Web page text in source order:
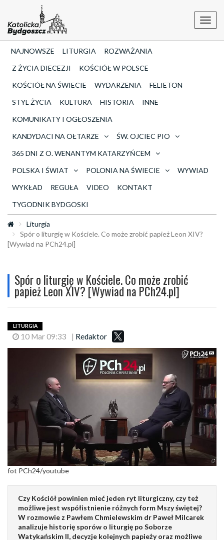
NAJNOWSZE LITURGIA
ROZWAŻANIA
Z ŻYCIA DIECEZJI
KOŚCIÓŁ W POLSCE
KOŚCIÓŁ NA ŚWIECIE
WYDARZENIA
FELIETON
STYL ŻYCIA
KULTURA HISTORIA
INNE
KOMUNIKATY I OGŁOSZENIA
KANDYDACI NA OŁTARZE
ŚW. OJCIEC PIO
365 DNI Z O. WENANTYM KATARZYŃCEM
POLSKA I ŚWIAT
POLONIA NA ŚWIECIE
WYWIAD
WYKŁAD
REGUŁA VIDEO
KONTAKT
TYGODNIK BYDGOSKI
Liturgia
Spór o liturgię w Kościele. Co może zrobić papież Leon XIV?
[Wywiad na PCh24.pl]
Spór o liturgię w Kościele. Co może zrobić
papież Leon XIV? [Wywiad na PCh24.pl]
LITURGIA
10 Mar 09:33 | Redaktor
fot PCh24/youtube
Czy Kościół powinien mieć jeden ryt liturgiczny, czy też
możliwe jest współistnienie różnych form Mszy świętej?
W rozmowie z Pawłem Chmielewskim dr Paweł Milcarek
analizuje historię sporów o liturgię po Soborze
Watykańskim II, decyzje kolejnych papieży oraz możliwe